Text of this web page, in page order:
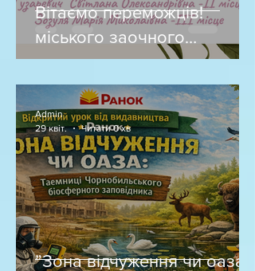
Вітаємо переможців!
міського заочного
конкурсу "Класний
керівник - 2026"
”Зона відчуження чи оаза:
Admin
29 квіт.
Читати 0 хв